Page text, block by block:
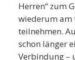
Herren“ zum
wiederum am
teilnehmen.
schon länger
Verbindung –